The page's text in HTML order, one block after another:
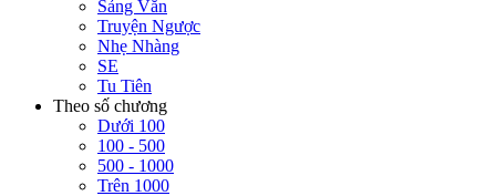
Sảng Văn
Truyện Ngược
Nhẹ Nhàng
SE
Tu Tiên
Theo số chương
Dưới 100
100 - 500
500 - 1000
Trên 1000